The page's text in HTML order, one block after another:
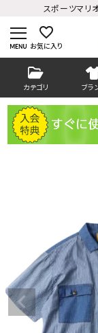
スポーツマ
favorite_border
お気に入り
カテゴリ ブラ